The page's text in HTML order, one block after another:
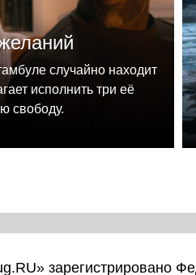
случайно находит
исполнить три её
свободу.
зарегистрировано